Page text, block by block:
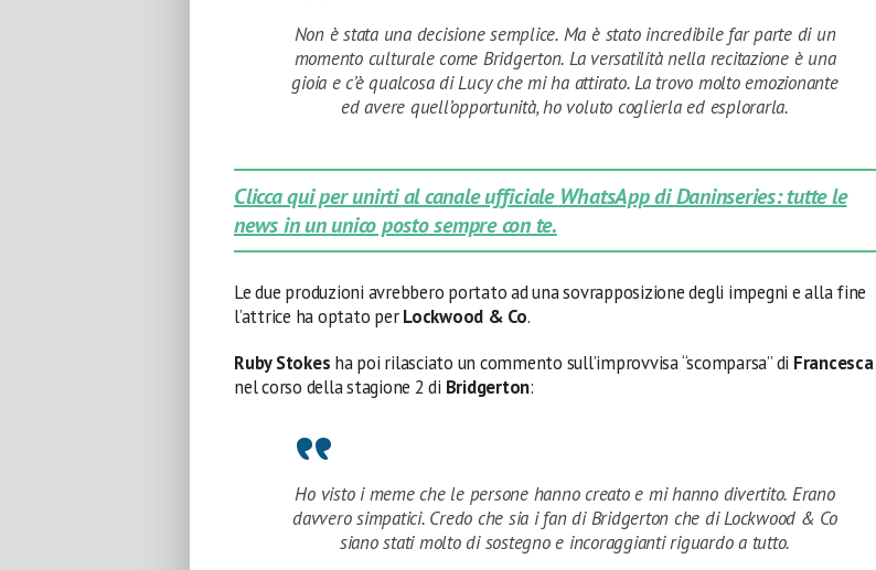
Non è stata una decisione semplice. Ma è stato incredibile far parte di un
momento culturale come Bridgerton. La versatilità nella recitazione è una
gioia e c’è qualcosa di Lucy che mi ha attirato. La trovo molto emozionante
ed avere quell’opportunità, ho voluto coglierla ed esplorarla.
Clicca qui per unirti al canale ufficiale WhatsApp di Daninseries: tutte le
news in un unico posto sempre con te.
Le due produzioni avrebbero portato ad una sovrapposizione degli impegni e alla fine
l’attrice ha optato perLockwood & Co.
Ruby Stokes ha poi rilasciato un commento sull’improvvisa “scomparsa” di Francesca
nel corso della stagione 2 di Bridgerton:
Ho visto i meme che le persone hanno creato e mi hanno divertito. Erano
davvero simpatici. Credo che sia i fan di Bridgerton che di Lockwood & Co
siano stati molto di sostegno e incoraggianti riguardo a tutto.